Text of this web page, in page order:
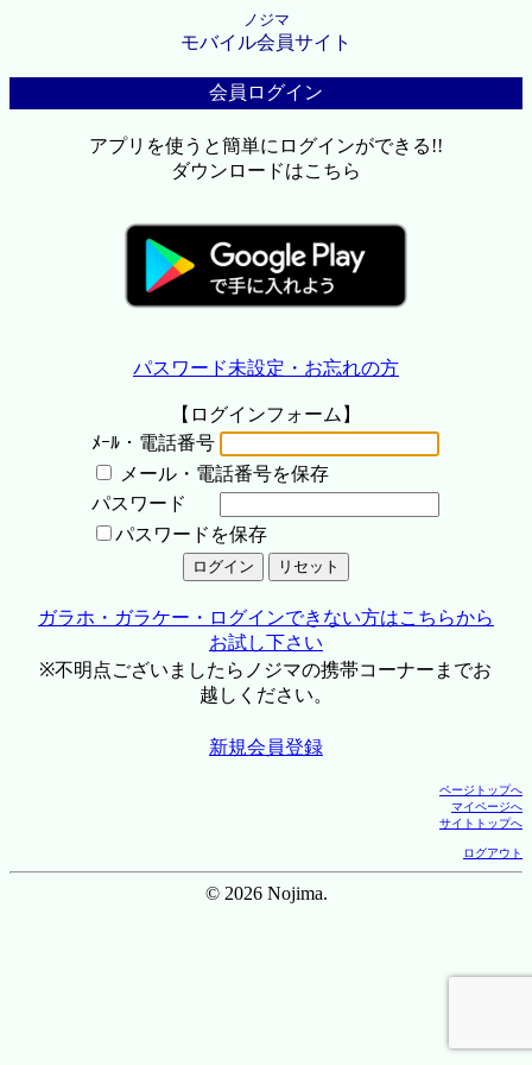
ノジマ
モバイル会員サイト
会員ログイン
アプリを使うと簡単にログインができる!!
ダウンロードはこちら
パスワード未設定・お忘れの方
【ログインフォーム】
ﾒｰﾙ・電話番号
メール・電話番号を保存
パスワード
パスワードを保存
ガラホ・ガラケー・ログインできない方はこちらから
お試し下さい
※不明点ございましたらノジマの携帯コーナーまでお
越しください。
新規会員登録
ページトップへ
マイページへ
サイトトップへ
ログアウト
© 2026 Nojima.